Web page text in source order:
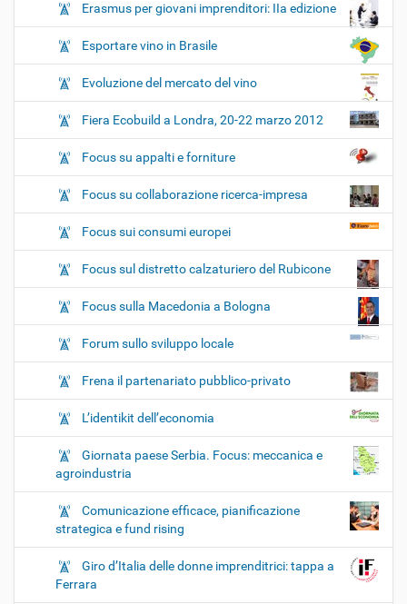
Erasmus per giovani imprenditori: IIa edizione
Esportare vino in Brasile
Evoluzione del mercato del vino
Fiera Ecobuild a Londra, 20-22 marzo 2012
Focus su appalti e forniture
Focus su collaborazione ricerca-impresa
Focus sui consumi europei
Focus sul distretto calzaturiero del Rubicone
Focus sulla Macedonia a Bologna
Forum sullo sviluppo locale
Frena il partenariato pubblico-privato
L’identikit dell’economia
Giornata paese Serbia. Focus: meccanica e
agroindustria
Comunicazione efficace, pianificazione
strategica e fund rising
Giro d’Italia delle donne imprenditrici: tappa a
Ferrara